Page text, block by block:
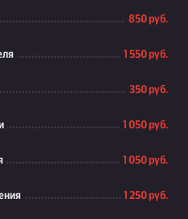
850 руб.
1 550 руб.
350 руб.
1 050 руб.
1 050 руб.
1 250 руб.